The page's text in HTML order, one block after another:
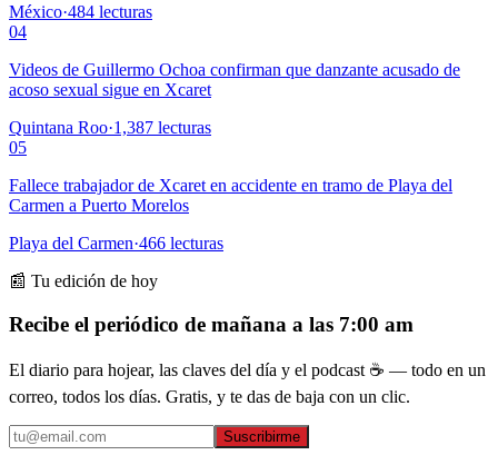
México·484 lecturas
04
Videos de Guillermo Ochoa confirman que danzante acusado de
acoso sexual sigue en Xcaret
Quintana Roo·1,387 lecturas
05
Fallece trabajador de Xcaret en accidente en tramo de Playa del
Carmen a Puerto Morelos
Playa del Carmen·466 lecturas
📰 Tu edición de hoy
Recibe el periódico de mañana a las 7:00 am
El diario para hojear, las claves del día y el podcast ☕ — todo en un
correo, todos los días. Gratis, y te das de baja con un clic.
Suscribirme